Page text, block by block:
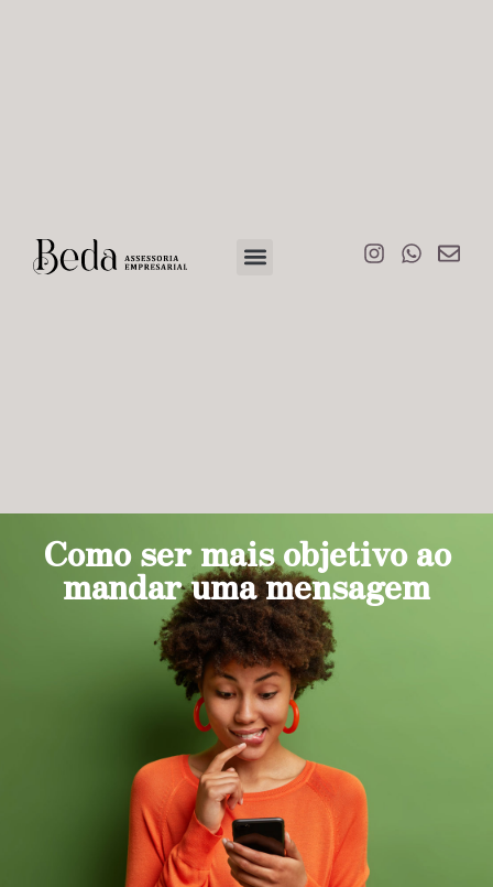
Como ser mais objetivo ao
mandar uma mensagem